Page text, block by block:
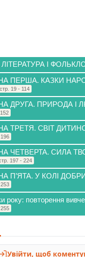
І
ПЕРША. КАЗКИ
стр. 19 - 114
ДРУГА. ПРИРОДА І
ТРЕТЯ. СВІТ
ЧЕТВЕРТА. СИЛА
197 - 224
П’ЯТА. У КОЛІ
року: повторення